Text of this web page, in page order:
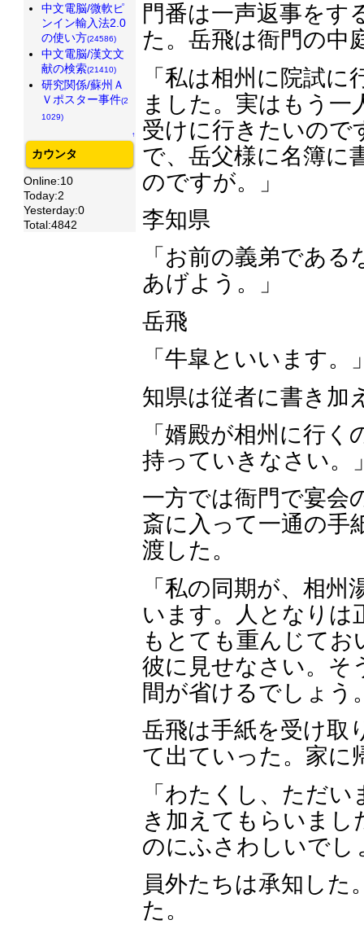
門番は一声返事をす
た。岳飛は衙門の中
「私は相州に院試
ました。実はもう一
受けに行きたいので
で、岳父様に名簿に
のですが。」
李知県
「お前の義弟であ
あげよう。」
岳飛
「牛皐といいます。
知県は従者に書き加
「婿殿が相州に行
持っていきなさい。
一方では衙門で宴会
斎に入って一通の手
渡した。
「私の同期が、相
います。人となりは
もとても重んじて
彼に見せなさい。そ
間が省けるでしょう
岳飛は手紙を受け取
て出ていった。家に
「わたくし、ただ
き加えてもらいまし
のにふさわしいでし
員外たちは承知した
た。
中文電脳/微軟ピ
ンイン輸入法2.0
の使い方(24586)
中文電脳/漢文文
献の検索(21410)
研究関係/蘇州Ａ
Ｖポスター事件(2
1029)
↑
カウンタ
Online:10
Today:2
Yesterday:0
Total:4842